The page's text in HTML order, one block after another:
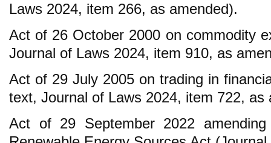
Laws 2024, item 266, as amended).
Act of 26 October 2000 on commodity
Journal of Laws 2024, item 910, as
Act of 29 July 2005 on trading in
text, Journal of Laws 2024, item 722, as
Act of 29 September 2022